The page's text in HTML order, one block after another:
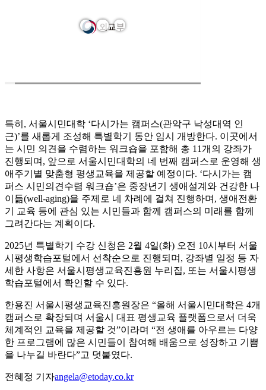
특히, 서울시민대학 ‘다시가는 캠퍼스(관악구 낙성대역 인
근)’를 새롭게 조성해 특별학기 동안 임시 개방한다. 이곳에서
는 시민 의견을 수렴하는 워크숍을 포함해 총 11개의 강좌가
진행되며, 앞으로 서울시민대학의 네 번째 캠퍼스로 운영해 생
애주기별 맞춤형 평생교육을 제공할 예정이다. ‘다시가는 캠
퍼스 시민의견수렴 워크숍’은 중장년기 생애설계와 건강한 나
이듦(well-aging)을 주제로 네 차례에 걸쳐 진행하며, 생애전환
기 교육 등에 관심 있는 시민들과 함께 캠퍼스의 미래를 함께
그려간다는 계획이다.
2025년 특별학기 수강 신청은 2월 4일(화) 오전 10시부터 서울
시평생학습포털에서 선착순으로 진행되며, 강좌별 일정 등 자
세한 사항은 서울시평생교육진흥원 누리집, 또는 서울시평생
학습포털에서 확인할 수 있다.
한용진 서울시평생교육진흥원장은 “올해 서울시민대학은 4개
캠퍼스로 확장되며 서울시 대표 평생교육 플랫폼으로서 더욱
체계적인 교육을 제공할 것”이라며 “전 생애를 아우르는 다양
한 프로그램에 많은 시민들이 참여해 배움으로 성장하고 기쁨
을 나누길 바란다”고 덧붙였다.
전혜정 기자angela@etoday.co.kr